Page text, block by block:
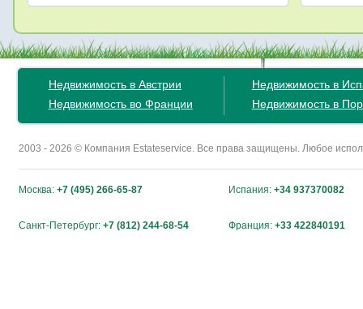
Недвижимость в Австрии
Недвижимость во Франции
Недвижимость в
Недвижимость в
2003 - 2026 © Компания Estateservice. Все права защищены. Любое
Москва: +7 (495) 266-65-87 Испания: +34 937370082
Санкт-Петербург: +7 (812) 244-68-54 Франция: +33 422840191